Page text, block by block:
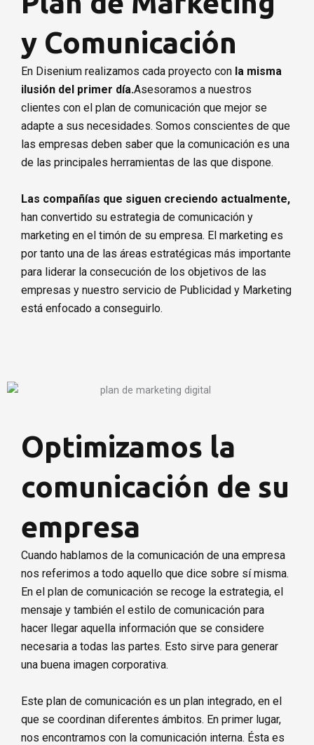
y Comunicación
En Disenium realizamos cada proyecto con la misma
ilusión del primer día.Asesoramos a nuestros
clientes con el plan de comunicación que mejor se
adapte a sus necesidades. Somos conscientes de que
las empresas deben saber que la comunicación es una
de las principales herramientas de las que dispone.
Las compañías que siguen creciendo actualmente,
han convertido su estrategia de comunicación y
marketing en el timón de su empresa. El marketing es
por tanto una de las áreas estratégicas más importante
para liderar la consecución de los objetivos de las
empresas y nuestro servicio de Publicidad y Marketing
está enfocado a conseguirlo.
Optimizamos la
comunicación de su
empresa
Cuando hablamos de la comunicación de una empresa
nos referimos a todo aquello que dice sobre sí misma.
En el plan de comunicación se recoge la estrategia, el
mensaje y también el estilo de comunicación para
hacer llegar aquella información que se considere
necesaria a todas las partes. Esto sirve para generar
una buena imagen corporativa.
Este plan de comunicación es un plan integrado, en el
que se coordinan diferentes ámbitos. En primer lugar,
nos encontramos con la comunicación interna. Ésta es